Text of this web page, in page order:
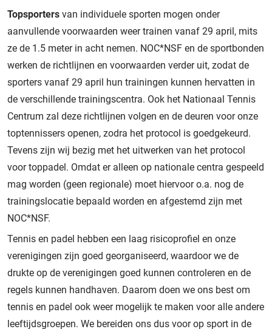
Topsporters van individuele sporten mogen onder
aanvullende voorwaarden weer trainen vanaf 29 april, mits
ze de 1.5 meter in acht nemen. NOC*NSF en de sportbonden
werken de richtlijnen en voorwaarden verder uit, zodat de
sporters vanaf 29 april hun trainingen kunnen hervatten in
de verschillende trainingscentra. Ook het Nationaal Tennis
Centrum zal deze richtlijnen volgen en de deuren voor onze
toptennissers openen, zodra het protocol is goedgekeurd.
Tevens zijn wij bezig met het uitwerken van het protocol
voor toppadel. Omdat er alleen op nationale centra gespeeld
mag worden (geen regionale) moet hiervoor o.a. nog de
trainingslocatie bepaald worden en afgestemd zijn met
NOC*NSF.
Tennis en padel hebben een laag risicoprofiel en onze
verenigingen zijn goed georganiseerd, waardoor we de
drukte op de verenigingen goed kunnen controleren en de
regels kunnen handhaven. Daarom doen we ons best om
tennis en padel ook weer mogelijk te maken voor alle andere
leeftijdsgroepen. We bereiden ons dus voor op sport in de